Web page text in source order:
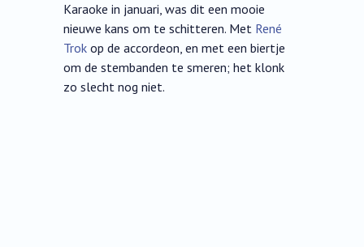
Karaoke in januari, was dit een mooie
nieuwe kans om te schitteren. Met René
Trok op de accordeon, en met een biertje
om de stembanden te smeren; het klonk
zo slecht nog niet.